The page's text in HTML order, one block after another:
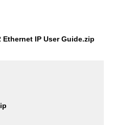
Ethernet IP User Guide.zip